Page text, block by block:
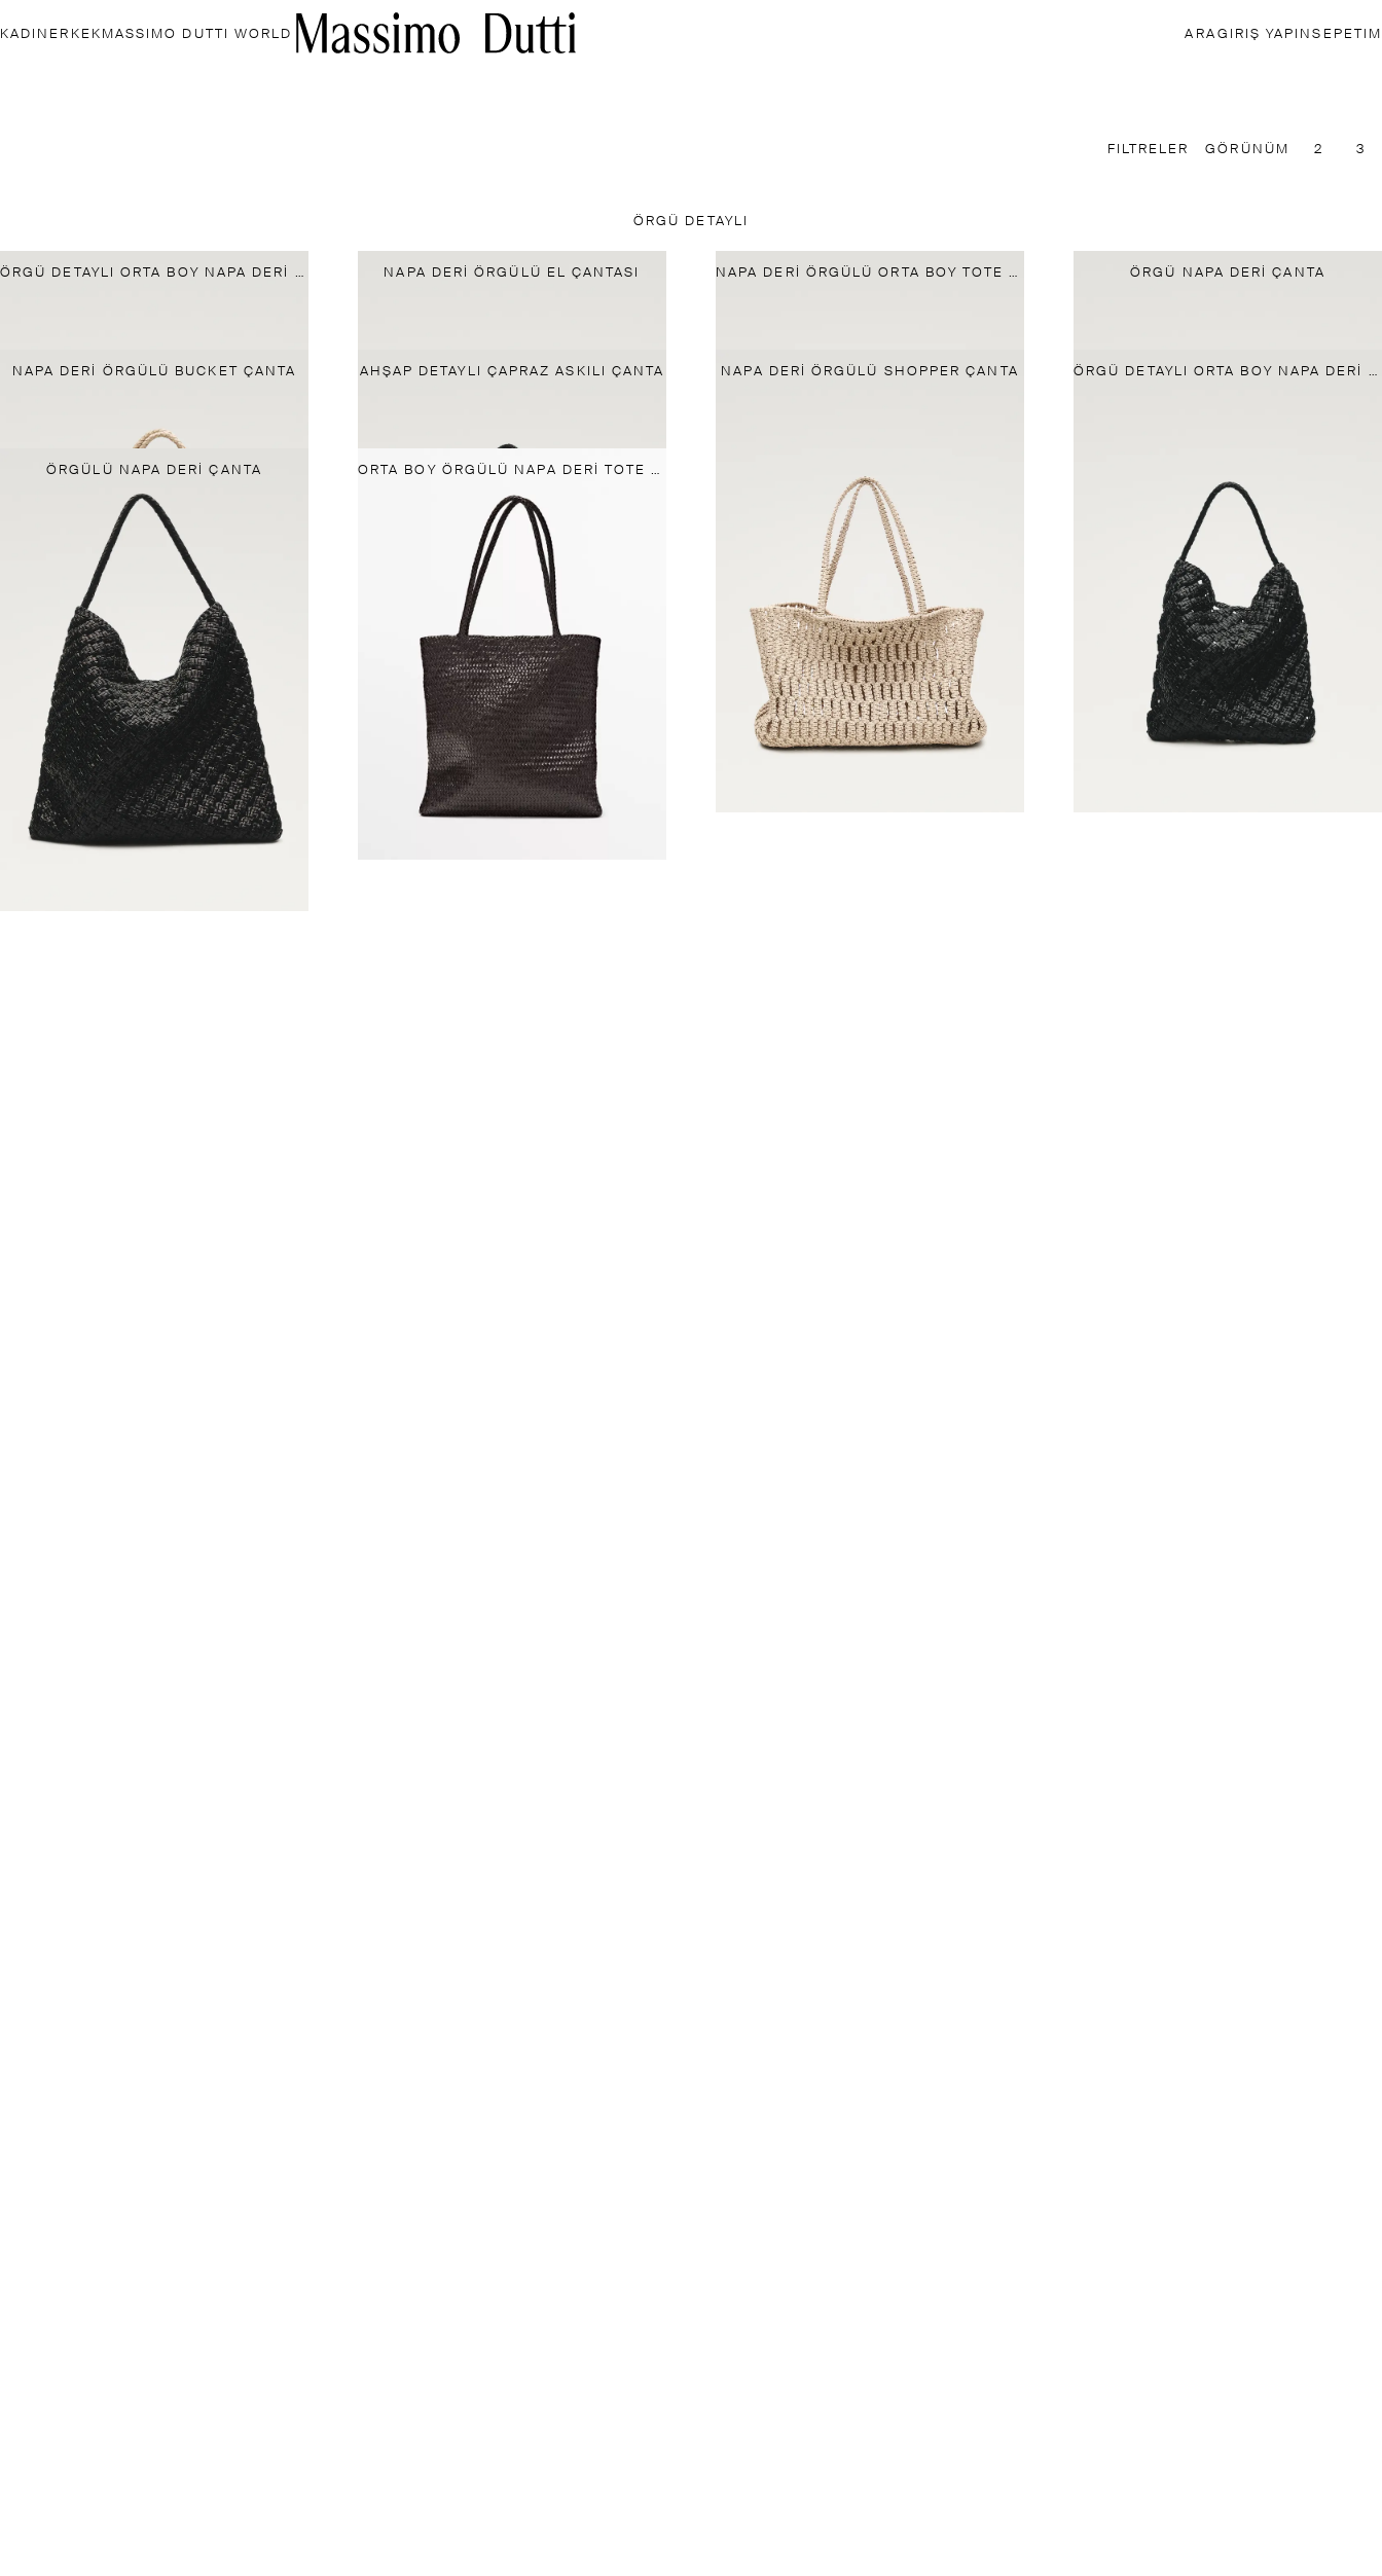
KADIN ERKEK MASSIMO DUTTI WORLD ARA GIRIŞ YAPINSEPETIM
FILTRELER GÖRÜNÜM 2 3
ÖRGÜ DETAYLI
ÖRGÜ DETAYLI ORTA BOY NAPA DERI ÇANTA NAPA DERI ÖRGÜLÜ EL ÇANTASI NAPA DERI ÖRGÜLÜ ORTA BOY TOTE ÇANTA ÖRGÜ NAPA DERI ÇANTA
NAPA DERI ÖRGÜLÜ BUCKET ÇANTA AHŞAP DETAYLI ÇAPRAZ ASKILI ÇANTA NAPA DERI ÖRGÜLÜ SHOPPER ÇANTA ÖRGÜ DETAYLI ORTA BOY NAPA DERI ÇANTA
ÖRGÜLÜ NAPA DERI ÇANTA ORTA BOY ÖRGÜLÜ NAPA DERI TOTE ÇANTA